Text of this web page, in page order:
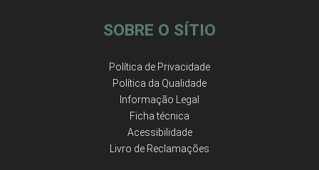
SOBRE O SÍTIO
Política de Privacidade
Política da Qualidade
Informação Legal
Ficha técnica
Acessibilidade
Livro de Reclamações